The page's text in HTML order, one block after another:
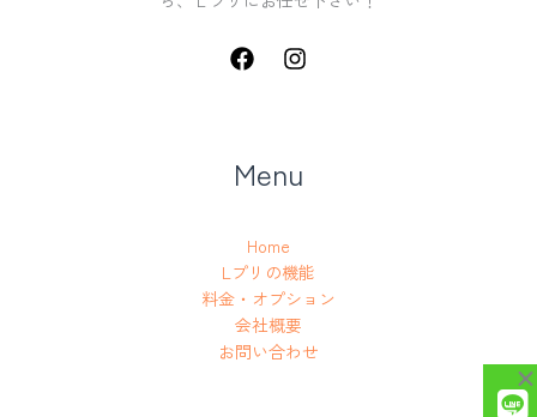
Menu
Home
Lプリの機能
料金・オプション
会社概要
お問い合わせ